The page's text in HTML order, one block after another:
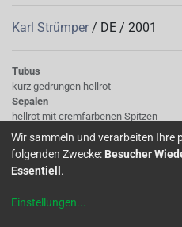
Karl Strümper / DE / 2001
Tubus
kurz gedrungen hellrot
Sepalen
hellrot mit cremfarbenen Spitzen
Korolle/Petalen
gefüllt, weiß mit rosa Basis
Staubgefäße
hellrot
hellrot
Wir sammeln und verarbeiten Ihre
folgenden Zwecke: Besucher
Essentiell .
Einstellungen...